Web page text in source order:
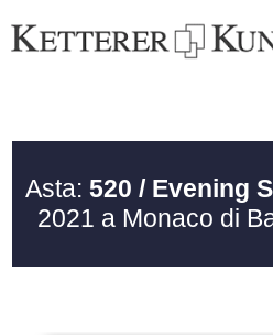
Asta: 520 / Evening
2021 a Monaco di